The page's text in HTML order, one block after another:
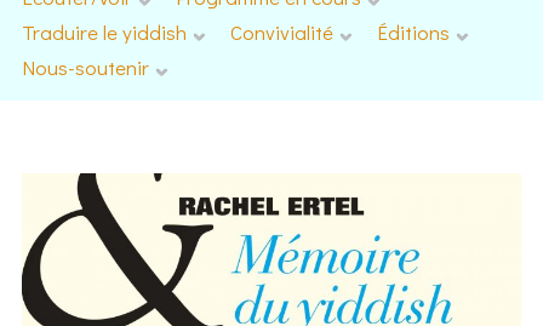
Traduire le yiddish
Convivialité
Éditions
Nous-soutenir